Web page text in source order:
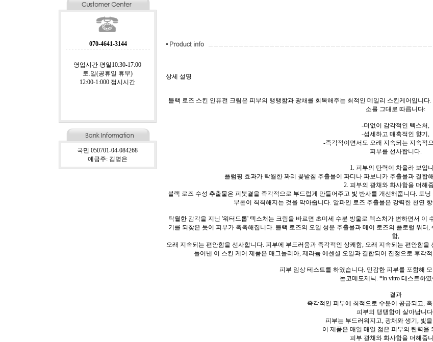
070-4641-3144
영업시간 평일10:30-17:00
토.일(공휴일 휴무)
12:00-1:000 점시시간
국민 050701-04-084268
예금주: 김명은
상세 설명
블랙 로즈 스킨 인퓨전 크림은 피부의 탱탱함과 광채를 회복해주는 최적인 데일리 스킨케어입니
소를 그대로 따릅니다:
-더없이 감각적인 텍스처,
-섬세하고 매혹적인 향기,
-즉각적이면서도 오래 지속되는 지속적
피부를 선사합니다.
1. 피부의 탄력이 차올라 보입
플럼핑 효과가 탁월한 꽈리 꽃받침 추출물이 파디나 파보니카 추출물과 결합
2. 피부의 광채와 화사함을 더해
블랙 로즈 수성 추출물은 피붓결을 즉각적으로 부드럽게 만들어주고 빛 반사를 개선해줍니다. 토
부톤이 칙칙해지는 것을 막아줍니다. 알파인 로즈 추출물은 강력한 천연
탁월한 감각을 지닌 '워터드롭' 텍스처는 크림을 바르면 초미세 수분 방울로 텍스처가 변하면서
기를 되찾은 듯이 피부가 촉촉해집니다. 블랙 로즈의 오일 성분 추출물과 메이 로즈의 플로럴 워
함,
오래 지속되는 편안함을 선사합니다. 피부에 부드러움과 즉각적인 상쾌함, 오래 지속되는 편안함
들어낸 이 스킨 케어 제품은 매그놀리아, 제라늄 에센셜 오일과 결합되어 진정으로 후각
피부 임상 테스트를 하였습니다. 민감한 피부를 포함해
논코메도제닉. *in vitro 테스트하
결과
즉각적인 피부에 최적으로 수분이 공급되고,
피부의 탱탱함이 살아납니
피부는 부드러워지고, 광채와 생기, 빛
이 제품은 매일 매일 젊은 피부의 탄력을
피부 광채와 화사함을 더해줍